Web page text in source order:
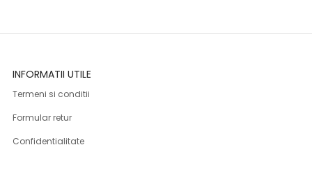
INFORMATII UTILE
Termeni si conditii
Formular retur
Confidentialitate